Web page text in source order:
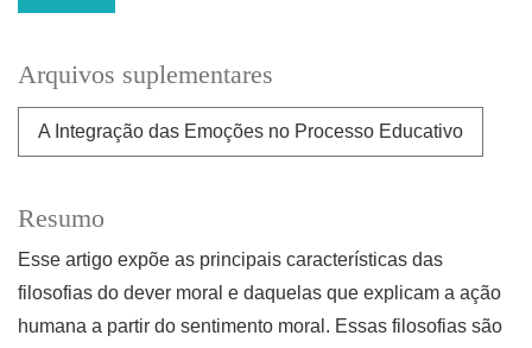
Arquivos suplementares
A Integração das Emoções no Processo Educativo
Resumo
Esse artigo expõe as principais características das
filosofias do dever moral e daquelas que explicam a ação
humana a partir do sentimento moral. Essas filosofias são